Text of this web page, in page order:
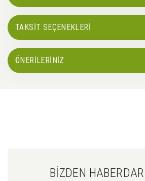
TAKSİT SEÇENEKLERİ
ÖNERİLERİNİZ
BİZDEN